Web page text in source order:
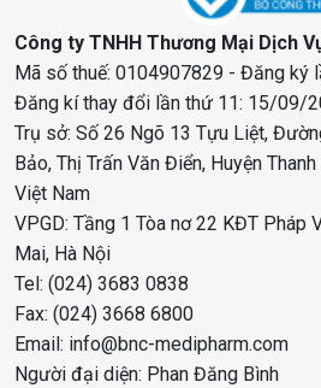
Công ty TNHH Thương Mại Dịch
Mã số thuế: 0104907829 - Đăng ký
Đăng kí thay đổi lần thứ 11: 15/09/
Trụ sở: Số 26 Ngõ 13 Tựu Liệt,
Bảo, Thị Trấn Văn Điển, Huyện
Việt Nam
VPGD: Tầng 1 Tòa nơ 22 KĐT Pháp
Mai, Hà Nội
Tel: (024) 3683 0838
Fax: (024) 3668 6800
Email: info@bnc-medipharm.com
Người đại diện: Phan Đăng Bình